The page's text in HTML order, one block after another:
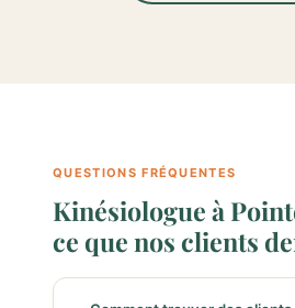
QUESTIONS FRÉQUENTES
Kinésiologue à
ce que nos clients